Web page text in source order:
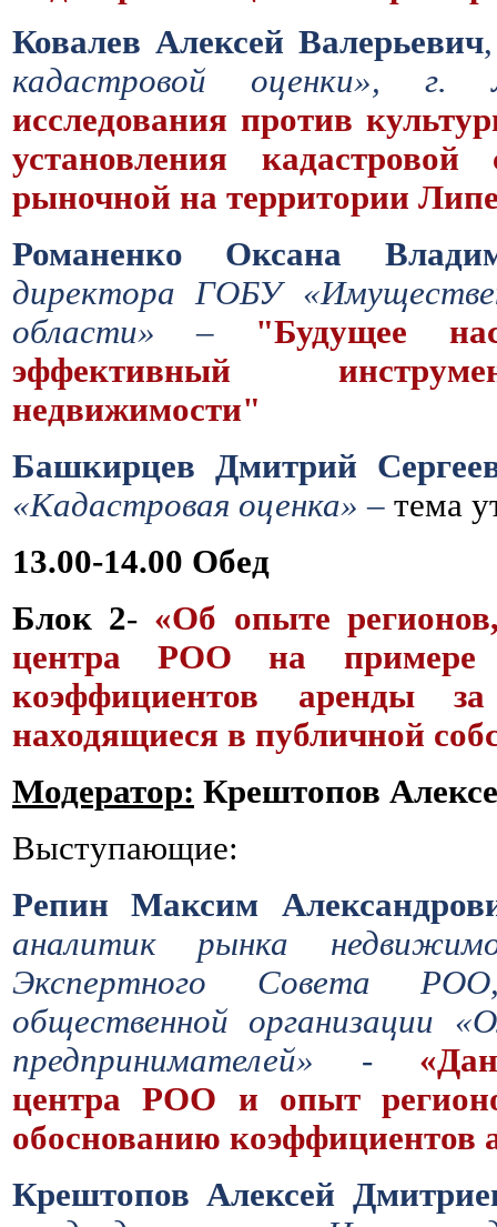
Ковалев Алексей Валерьевич
кадастровой оценки»,
исследования против
установления
рыночной на территории
Романенко Оксана
директора ГОБУ
области» – "Будущее
эффективный
недвижимости"
Башкирцев Дмитрий
«Кадастровая оценка» – тема
13.00-14.00 Обед
Блок 2- «Об опыте
центра РОО на примере
коэффициентов аренды
находящиеся в публичной
Модератор: Крештопов
Выступающие:
Репин Максим
аналитик рынка
Экспертного Совета
общественной организации
предпринимателей» -
центра РОО и опыт
обоснованию коэффициентов
Крештопов Алексей